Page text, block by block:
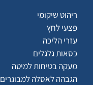
ריהוט שיקומי
פצעי לחץ
עזרי הליכה
כסאות גלגלים
מעקה בטיחות למיטה
הגבהה לאסלה למבוגרים